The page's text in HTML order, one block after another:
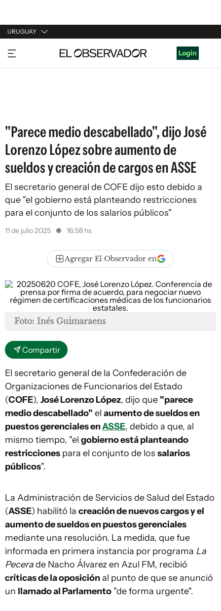
URUGUAY
URUGUAY
ARGENTINA
Login
"Parece medio descabellado", dijo José
Lorenzo López sobre aumento de
sueldos y creación de cargos en ASSE
El secretario general de COFE dijo esto debido a
que "el gobierno está planteando restricciones
para el conjunto de los salarios públicos"
11 de julio 2025 16:58 hs
Agregar El Observador en
Foto: Inés Guimaraens
Compartir
El secretario general de la Confederación de
Organizaciones de Funcionarios del Estado
(COFE), José Lorenzo López, dijo que "parece
medio descabellado" el aumento de sueldos en
puestos gerenciales enASSE, debido a que, al
mismo tiempo, "el gobierno está planteando
restricciones para el conjunto de los salarios
públicos".
La Administración de Servicios de Salud del Estado
(ASSE) habilitó la creación de nuevos cargos y el
aumento de sueldos en puestos gerenciales
mediante una resolución. La medida, que fue
informada en primera instancia por programa La
Pecerade Nacho Álvarez en Azul FM, recibió
críticas de la oposiciónal punto de que se anunció
un llamado al Parlamento "de forma urgente".